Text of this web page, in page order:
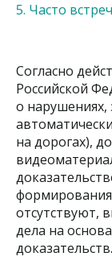
5. Часто
Согласно
Российской
о
на дорогах),
отсутствуют,
дела на
доказательств.